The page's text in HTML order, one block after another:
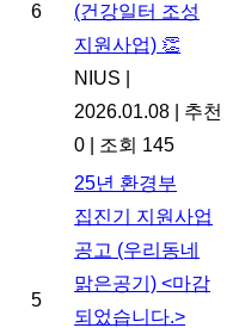
6
(건강일터 조성
지원사업) 👏
NIUS
2026.01.08
추천
0
조회 145
5
25년 환경부
집진기 지원사업
공고 (우리동네
맑은공기) <마감
되었습니다.>